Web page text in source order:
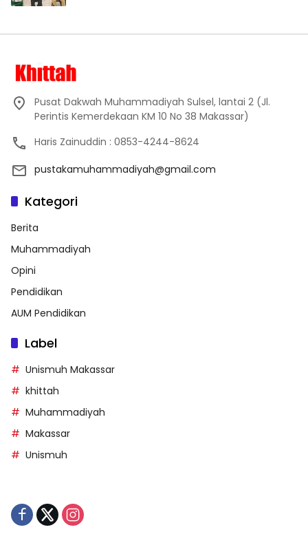
Pusat Dakwah Muhammadiyah Sulsel, lantai 2 (Jl.
Perintis Kemerdekaan KM 10 No 38 Makassar)
Haris Zainuddin : 0853-4244-8624
pustakamuhammadiyah@gmail.com
Kategori
Berita
Muhammadiyah
Opini
Pendidikan
AUM Pendidikan
Label
Unismuh Makassar
khittah
Muhammadiyah
Makassar
Unismuh